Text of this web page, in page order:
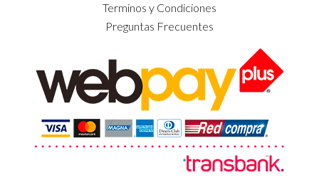
Terminos y Condiciones
Preguntas Frecuentes